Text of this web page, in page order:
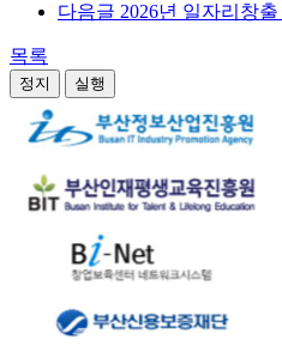
다음글 2026년 일자리창
목록
정지 실행